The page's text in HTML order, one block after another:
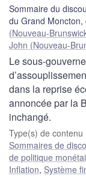
Sommaire du
du Grand
(Nouveau-
John (Nouveau-
Le sous-
dans la reprise
annoncée par la
inchangé.
Type(s) de contenu
Sommaires de
de politique
Inflation, Système